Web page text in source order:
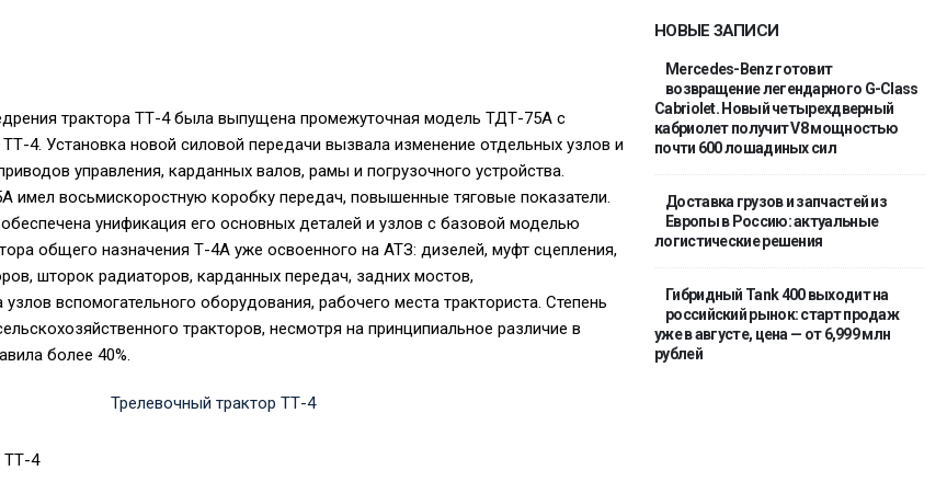
трактора ТТ-4 была выпущена промежуточная модель ТДТ-75А с
4. Установка новой силовой передачи вызвала изменение отдельных узлов и
управления, карданных валов, рамы и погрузочного устройства.
имел восьмискоростную коробку передач, повышенные тяговые показатели.
унификация его основных деталей и узлов с базовой моделью
общего назначения Т-4А уже освоенного на АТЗ: дизелей, муфт сцепления,
шторок радиаторов, карданных передач, задних мостов,
вспомогательного оборудования, рабочего места тракториста. Степень
тракторов, несмотря на принципиальное различие в
более 40%.
ТТ-4
НОВЫЕ ЗАПИСИ
Mercedes-Benz готовит
возвращение легендарного G-Class
Cabriolet. Новый четырехдверный
кабриолет получит V8 мощностью
почти 600 лошадиных сил
Доставка грузов и запчастей из
Европы в Россию: актуальные
логистические решения
Гибридный Tank 400 выходит на
российский рынок: старт продаж
уже в августе, цена — от 6,999 млн
рублей